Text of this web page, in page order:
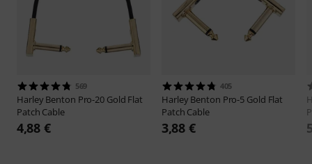
569
Harley Benton Pro-20 Gold Flat
Patch Cable
4,88 €
405
Harley Benton Pro-5 Gold Flat
Patch Cable
3,88 €